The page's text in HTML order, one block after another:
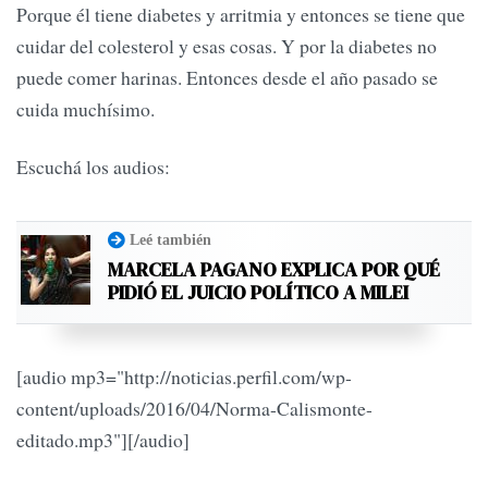
Porque él tiene diabetes y arritmia y entonces se tiene que
cuidar del colesterol y esas cosas. Y por la diabetes no
puede comer harinas. Entonces desde el año pasado se
cuida muchísimo.
Escuchá los audios:
Leé también
MARCELA PAGANO EXPLICA POR QUÉ
PIDIÓ EL JUICIO POLÍTICO A MILEI
[audio mp3="http://noticias.perfil.com/wp-
content/uploads/2016/04/Norma-Calismonte-
editado.mp3"][/audio]